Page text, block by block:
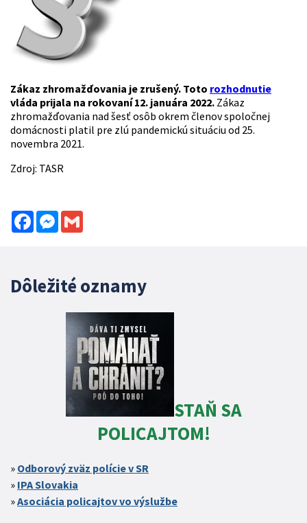
Zákaz zhromažďovania je zrušený. Toto rozhodnutie
vláda prijala na rokovaní 12. januára 2022. Zákaz
zhromažďovania nad šesť osôb okrem členov spoločnej
domácnosti platil pre zlú pandemickú situáciu od 25.
novembra 2021.
Zdroj: TASR
FacebookMessenger
Dôležité oznamy
STAŇ SA
POLICAJTOM!
Odborový zväz polície v SR
IPA Slovakia
Asociácia policajtov vo výslužbe